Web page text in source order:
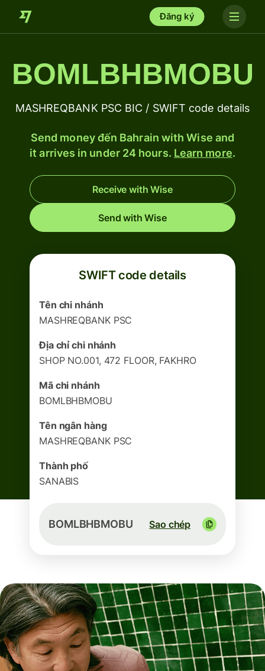
Đăng ký
BOMLBHBMOBU
MASHREQBANK PSC BIC / SWIFT code details
Send money đến Bahrain with Wise and
it arrives in under 24 hours. Learn more.
Receive with Wise
Send with Wise
SWIFT code details
Tên chi nhánh
MASHREQBANK PSC
Địa chỉ chi nhánh
SHOP NO.001, 472 FLOOR, FAKHRO
Mã chi nhánh
BOMLBHBMOBU
Tên ngân hàng
MASHREQBANK PSC
Thành phố
SANABIS
BOMLBHBMOBU Sao chép